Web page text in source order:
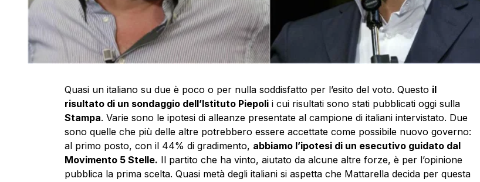
Quasi un italiano su due è poco o per nulla soddisfatto per l’esito del voto. Questo il
risultato di un sondaggio dell’Istituto Piepolii cui risultati sono stati pubblicati oggi sulla
Stampa. Varie sono le ipotesi di alleanze presentate al campione di italiani intervistato. Due
sono quelle che più delle altre potrebbero essere accettate come possibile nuovo governo:
al primo posto, con il 44% di gradimento, abbiamo l’ipotesi di un esecutivo guidato dal
Movimento 5 Stelle. Il partito che ha vinto, aiutato da alcune altre forze, è per l’opinione
pubblica la prima scelta. Quasi metà degli italiani si aspetta che Mattarella decida per questa